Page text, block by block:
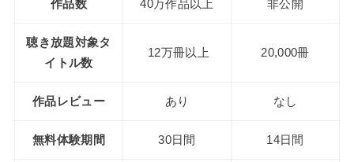
作品数 40万作品以上 非公開
聴き放題対象タ
イトル数
12万冊以上 20,000冊
作品レビュー あり なし
無料体験期間 30日間 14日間